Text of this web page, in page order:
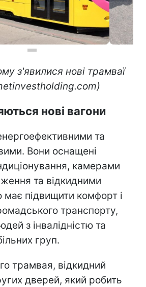
з'явилися нові трамваї
нові вагони
та
Вони оснащені
камерами
та відкидними
підвищити комфорт і
транспорту,
з інвалідністю та
груп.
трамвая, відкидний
дверей, який робить